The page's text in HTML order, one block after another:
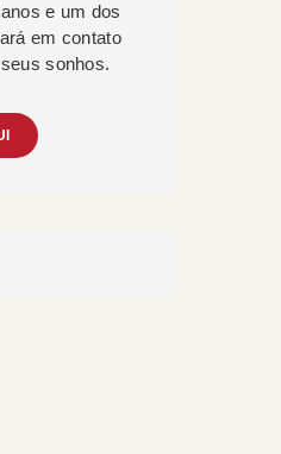
e um dos
em contato
sonhos.